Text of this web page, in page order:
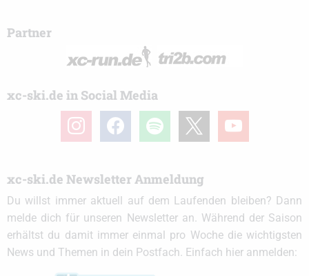
Partner
xc-ski.de in Social Media
instagramfacebook spotify youtube
xc-ski.de Newsletter Anmeldung
Du willst immer aktuell auf dem Laufenden bleiben? Dann
melde dich für unseren Newsletter an. Während der Saison
erhältst du damit immer einmal pro Woche die wichtigsten
News und Themen in dein Postfach. Einfach hier anmelden: